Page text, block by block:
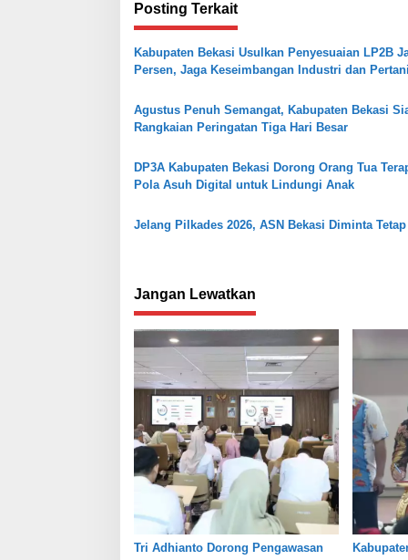
g
a
s
p
s
Posting Terkait
Kabupaten Bekasi Usulkan Penyesuaian LP2B
Persen, Jaga Keseimbangan Industri dan
Agustus Penuh Semangat, Kabupaten Bekasi
Rangkaian Peringatan Tiga Hari Besar
DP3A Kabupaten Bekasi Dorong Orang Tua
Pola Asuh Digital untuk Lindungi Anak
Jelang Pilkades 2026, ASN Bekasi Diminta Tetap
Jangan Lewatkan
Tri Adhianto Dorong Pengawasan